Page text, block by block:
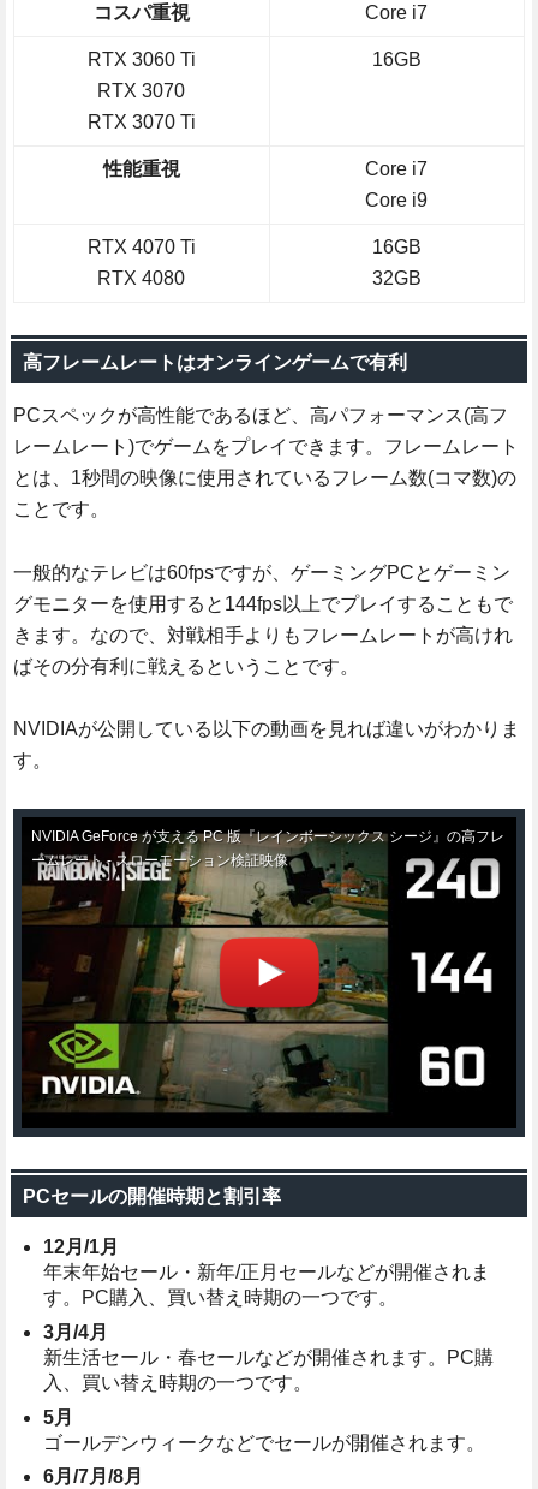
コスパ重視 Core i7
RTX 3060 Ti
RTX 3070
RTX 3070 Ti
16GB
性能重視
Core i7
Core i9
RTX 4070 Ti
RTX 4080
16GB
32GB
高フレームレートはオンラインゲームで有利
PCスペックが高性能であるほど、高パフォーマンス(高フ
レームレート)でゲームをプレイできます。フレームレート
とは、1秒間の映像に使用されているフレーム数(コマ数)の
ことです。
一般的なテレビは60fpsですが、ゲーミングPCとゲーミン
グモニターを使用すると144fps以上でプレイすることもで
きます。なので、対戦相手よりもフレームレートが高けれ
ばその分有利に戦えるということです。
NVIDIAが公開している以下の動画を見れば違いがわかりま
す。
NVIDIA GeForce が支える PC 版『レインボーシックス シージ』の高フレ
ームレート - スローモーション検証映像
PCセールの開催時期と割引率
12月/1月
年末年始セール・新年/正月セールなどが開催されま
す。PC購入、買い替え時期の一つです。
3月/4月
新生活セール・春セールなどが開催されます。PC購
入、買い替え時期の一つです。
5月
ゴールデンウィークなどでセールが開催されます。
6月/7月/8月